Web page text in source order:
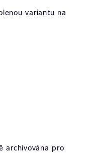
variantu na
archivována pro